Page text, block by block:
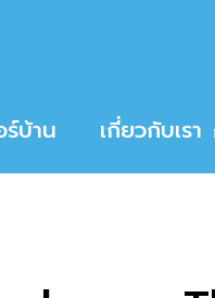
ร์บ้าน เกี่ยวกับเรา